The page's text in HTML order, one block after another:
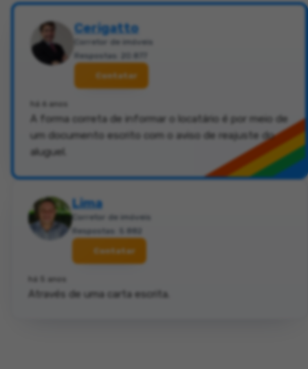
Cerigatto
Corretor de imóveis
Respostas: 20.877
Contatar
há 6 anos
A forma correta de informar o locatário é por meio de
um documento escrito com o aviso de reajuste do
aluguel.
Lima
Corretor de imóveis
Respostas: 5.882
Contatar
há 5 anos
Através de uma carta escrita.